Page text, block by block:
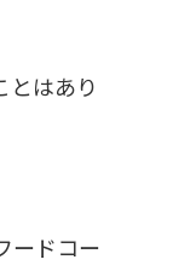
とはあり
ードコー